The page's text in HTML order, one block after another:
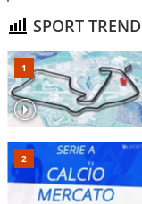
SPORT TREND